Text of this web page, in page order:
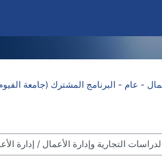
- عام - البرنامج المشترك (جامعة